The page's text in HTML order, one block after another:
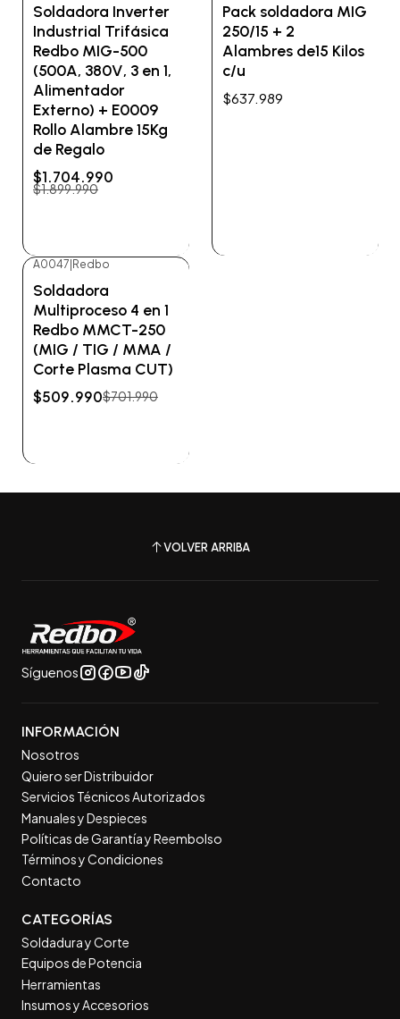
No disponible
Soldadora Inverter
Industrial Trifásica
Redbo MIG-500
(500A, 380V, 3 en 1,
Alimentador
Externo) + E0009
Rollo Alambre 15Kg
de Regalo
$1.704.990
$1.899.990
Pack soldadora MIG
250/15 + 2
Alambres de15 Kilos
c/u
$637.989
No disponible
A0047|Redbo
Soldadora
Multiproceso 4 en 1
Redbo MMCT-250
(MIG / TIG / MMA /
Corte Plasma CUT)
$509.990$701.990
VOLVER ARRIBA
Síguenos
INFORMACIÓN
Nosotros
Quiero ser Distribuidor
Servicios Técnicos Autorizados
Manuales y Despieces
Políticas de Garantía y Reembolso
Términos y Condiciones
Contacto
CATEGORÍAS
Soldadura y Corte
Equipos de Potencia
Herramientas
Insumos y Accesorios